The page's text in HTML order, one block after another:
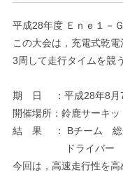
平成28年度 Ｅｎｅ１－
この大会は，充電式乾
3周して走行タイムを競
期 日 ：平成28年8月
開催場所：鈴鹿サーキッ
結 果 ： Bチーム 総
ドライバー 首
今回は，高速走行性を